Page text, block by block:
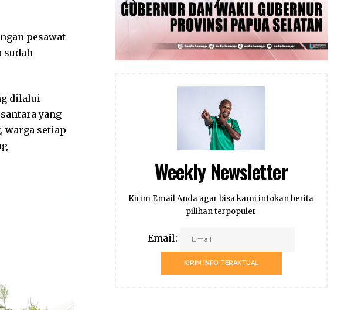
pesawat
sudah
dilalui
yang
warga setiap
Weekly Newsletter
Kirim Email Anda agar bisa kami infokan berita
pilihan terpopuler
Email:
KIRIM INFO TERAKTUAL